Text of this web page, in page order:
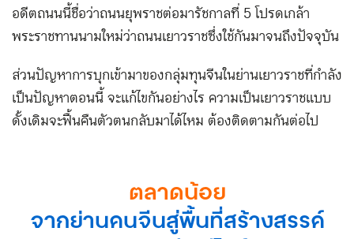
อดีตถนนนี้ชื่อว่าถนนยุพราช ต่อมารัชกาลที่ 5 โปรดเกล้า
พระราชทานนามใหม่ว่าถนนเยาวราช ซึ่งใช้กันมาจนถึงปัจจุบัน
ส่วนปัญหาการบุกเข้ามาของกลุ่มทุนจีนในย่านเยาวราชที่กำลัง
เป็นปัญหาตอนนี้ จะแก้ไขกันอย่างไร ความเป็นเยาวราชแบบ
ดั้งเดิมจะฟื้นคืนตัวตนกลับมาได้ไหม ต้องติดตามกันต่อไป
ตลาดน้อย
จากย่านคนจีนสู่พื้นที่สร้างสรรค์